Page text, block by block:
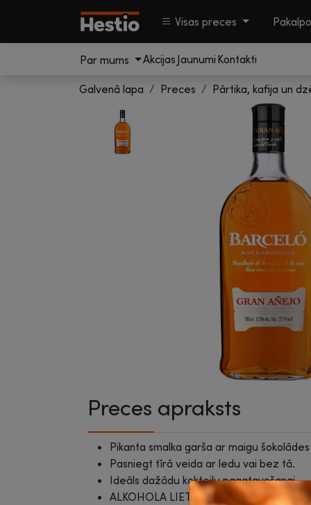
Visas preces
Par mums Akcijas Jaunumi Kontakti
Galvenā lapa Preces Pārtika, kafija un
Preces apraksts
Pikanta smalka garša ar maigu
Pasniegt tīrā veida ar ledu vai bez tā.
Ideāls dažādu kokteiļu pagatavošanai.
ALKOHOLA LIETOŠANAI IR NEGATĪVA